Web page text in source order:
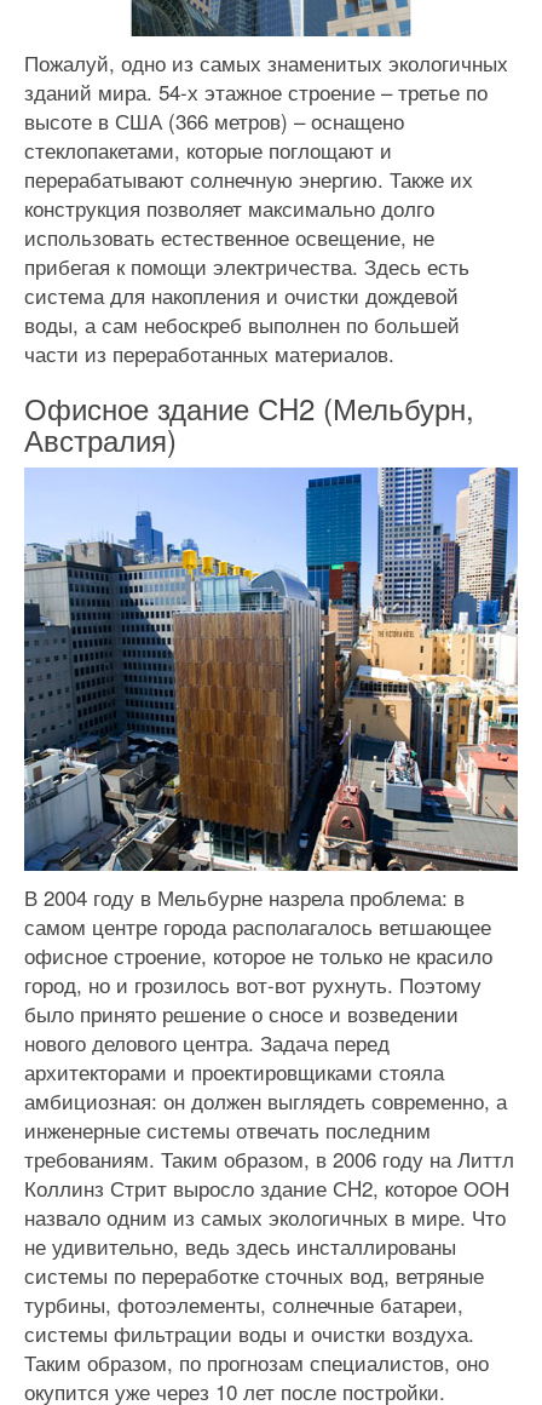
Пожалуй, одно из самых знаменитых экологичных
зданий мира. 54-х этажное строение – третье по
высоте в США (366 метров) – оснащено
стеклопакетами, которые поглощают и
перерабатывают солнечную энергию. Также их
конструкция позволяет максимально долго
использовать естественное освещение, не
прибегая к помощи электричества. Здесь есть
система для накопления и очистки дождевой
воды, а сам небоскреб выполнен по большей
части из переработанных материалов.
Офисное здание СH2 (Мельбурн,
Австралия)
В 2004 году в Мельбурне назрела проблема: в
самом центре города располагалось ветшающее
офисное строение, которое не только не красило
город, но и грозилось вот-вот рухнуть. Поэтому
было принято решение о сносе и возведении
нового делового центра. Задача перед
архитекторами и проектировщиками стояла
амбициозная: он должен выглядеть современно, а
инженерные системы отвечать последним
требованиям. Таким образом, в 2006 году на Литтл
Коллинз Стрит выросло здание СH2, которое ООН
назвало одним из самых экологичных в мире. Что
не удивительно, ведь здесь инсталлированы
системы по переработке сточных вод, ветряные
турбины, фотоэлементы, солнечные батареи,
системы фильтрации воды и очистки воздуха.
Таким образом, по прогнозам специалистов, оно
окупится уже через 10 лет после постройки.